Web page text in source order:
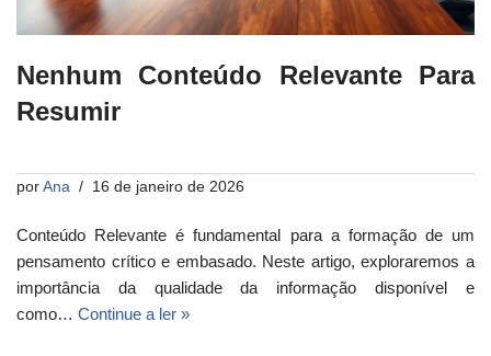
Nenhum Conteúdo Relevante Para
Resumir
por Ana 16 de janeiro de 2026
Conteúdo Relevante é fundamental para a formação de um
pensamento crítico e embasado. Neste artigo, exploraremos a
importância da qualidade da informação disponível e
como… Continue a ler »